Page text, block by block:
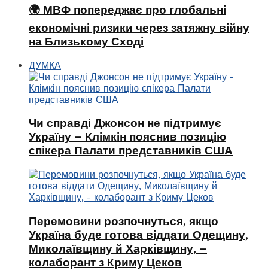
🌍 МВФ попереджає про глобальні
економічні ризики через затяжну війну
на Близькому Сході
ДУМКА
Чи справді Джонсон не підтримує
Україну – Клімкін пояснив позицію
спікера Палати представників США
Перемовини розпочнуться, якщо
Україна буде готова віддати Одещину,
Миколаївщину й Харківщину, –
колаборант з Криму Цеков